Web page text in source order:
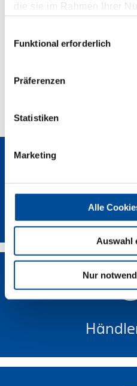
die sie im Rahmen Ihrer
gesammelt haben. Unsere
Funktional erforderlich
Präferenzen
Statistiken
Marketing
Alle
Auswahl
Nur
Moodfotografien: ©Markus
Icon made by